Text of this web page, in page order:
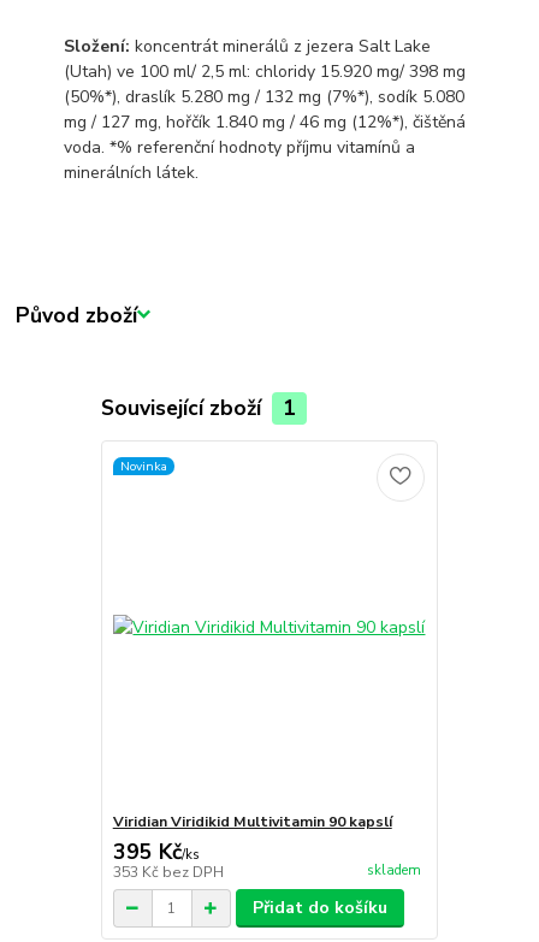
Složení:koncentrát minerálů z jezera Salt Lake
(Utah) ve 100 ml/ 2,5 ml: chloridy 15.920 mg/ 398 mg
(50%*), draslík 5.280 mg / 132 mg (7%*), sodík 5.080
mg / 127 mg, hořčík 1.840 mg / 46 mg (12%*), čištěná
voda. *% referenční hodnoty příjmu vitamínů a
minerálních látek.
Původ zboží
Související zboží 1
Novinka
Viridian Viridikid Multivitamin 90 kapslí
395 Kč/ks
353 Kč bez DPH skladem
Přidat do košíku